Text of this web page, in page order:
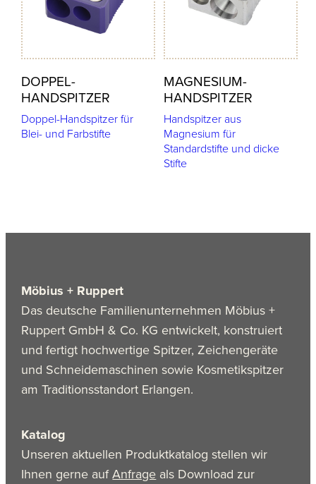
DOPPEL-
HANDSPITZER
Doppel-Handspitzer für
Blei- und Farbstifte
MAGNESIUM-
HANDSPITZER
Handspitzer aus
Magnesium für
Standardstifte und dicke
Stifte
Möbius + Ruppert
Das deutsche Familienunternehmen Möbius +
Ruppert GmbH & Co. KG entwickelt, konstruiert
und fertigt hochwertige Spitzer, Zeichengeräte
und Schneidemaschinen sowie Kosmetikspitzer
am Traditionsstandort Erlangen.
Katalog
Unseren aktuellen Produktkatalog stellen wir
Ihnen gerne aufAnfrage als Download zur